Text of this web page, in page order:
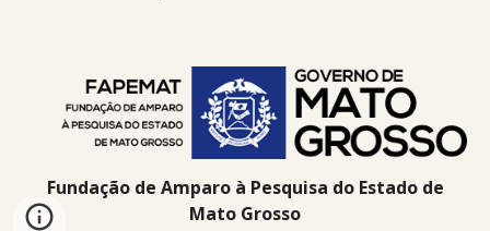
Fundação de Amparo à Pesquisa do Estado de
Mato Grosso